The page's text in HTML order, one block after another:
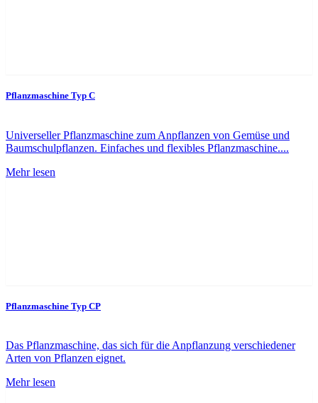
Pflanzmaschine Typ C
Universeller Pflanzmaschine zum Anpflanzen von Gemüse und
Baumschulpflanzen. Einfaches und flexibles Pflanzmaschine....
Mehr lesen
Pflanzmaschine Typ CP
Das Pflanzmaschine, das sich für die Anpflanzung verschiedener
Arten von Pflanzen eignet.
Mehr lesen